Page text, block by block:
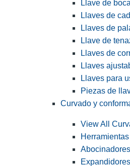
Llave de
Llaves de
Llaves de
Llave de
Llaves de
Llaves
Llaves para
Piezas de
Curvado y
View All
Abocinadores